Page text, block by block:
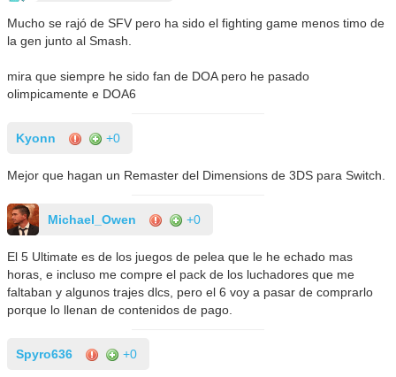
Mucho se rajó de SFV pero ha sido el fighting game menos timo de
la gen junto al Smash.
mira que siempre he sido fan de DOA pero he pasado
olimpicamente e DOA6
Kyonn +0
Mejor que hagan un Remaster del Dimensions de 3DS para Switch.
Michael_Owen +0
El 5 Ultimate es de los juegos de pelea que le he echado mas
horas, e incluso me compre el pack de los luchadores que me
faltaban y algunos trajes dlcs, pero el 6 voy a pasar de comprarlo
porque lo llenan de contenidos de pago.
Spyro636 +0